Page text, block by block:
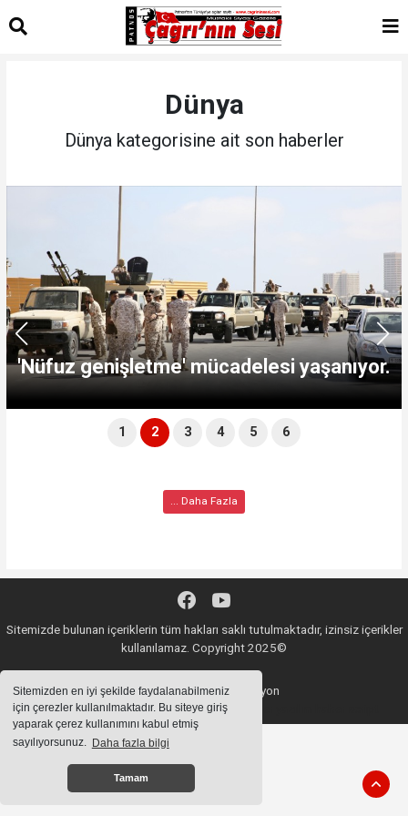
Sitemizden en iyi şekilde faydalanabilmeniz
için çerezler kullanılmaktadır. Bu siteye giriş
yaparak çerez kullanımını kabul etmiş
sayılıyorsunuz. Daha fazla bilgi
Tamam
Dünya
Dünya kategorisine ait son haberler
'Nüfuz genişletme' mücadelesi yaşanıyor.
1 2 3 4 5 6
... Daha Fazla
Sitemizde bulunan içeriklerin tüm hakları saklı tutulmaktadır, izinsiz içerikler
kullanılamaz. Copyright 2025©
Haber Yazılımı:Web Aksiyon
haber yazılımıhaber paketi haber scripti